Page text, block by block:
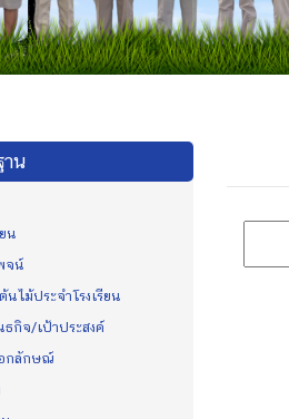
น
น
จน์
ไม้ประจำโรงเรียน
กิจ/เป้าประสงค์
กลักษณ์